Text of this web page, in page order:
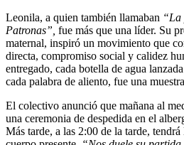
Leonila, a quien también llamaban “La
Patronas”, fue más que una líder. Su
maternal, inspiró un movimiento que
directa, compromiso social y calidez
entregado, cada botella de agua
cada palabra de aliento, fue una
El colectivo anunció que mañana al
una ceremonia de despedida en el
Más tarde, a las 2:00 de la tarde,